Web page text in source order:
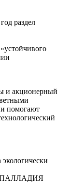
раздел
и акционерный
помогают